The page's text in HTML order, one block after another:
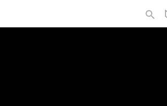
search